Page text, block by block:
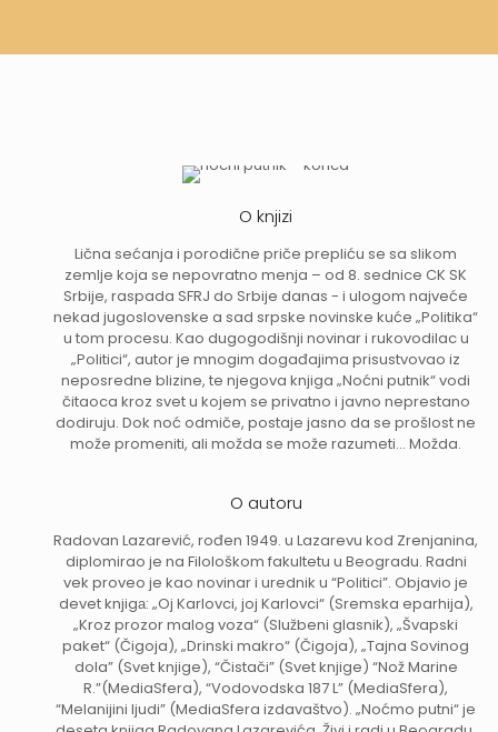
O knjizi
Lična sećanja i porodične priče prepliću se sa slikom
zemlje koja se nepovratno menja – od 8. sednice CK SK
Srbije, raspada SFRJ do Srbije danas - i ulogom najveće
nekad jugoslovenske a sad srpske novinske kuće „Politika“
u tom procesu. Kao dugogodišnji novinar i rukovodilac u
„Politici“, autor je mnogim događajima prisustvovao iz
neposredne blizine, te njegova knjiga „Noćni putnik“ vodi
čitaoca kroz svet u kojem se privatno i javno neprestano
dodiruju. Dok noć odmiče, postaje jasno da se prošlost ne
može promeniti, ali možda se može razumeti... Možda.
O autoru
Radovan Lazarević, rođen 1949. u Lazarevu kod Zrenjanina,
diplomirao je na Filološkom fakultetu u Beogradu. Radni
vek proveo je kao novinar i urednik u “Politici”. Objavio je
devet knjigа: „Oj Karlovci, joj Karlovci“ (Sremska eparhija),
„Kroz prozor malog voza“ (Službeni glasnik), „Švapski
paket“ (Čigoja), „Drinski makro“ (Čigoja), „Tajna Sovinog
dola” (Svet knjige), “Čistači” (Svet knjige) “Nož Marine
R.”(MediaSfera), “Vodovodska 187 L” (MediaSfera),
“Melanijini ljudi” (MediaSfera izdavaštvo). „Noćmo putni“ je